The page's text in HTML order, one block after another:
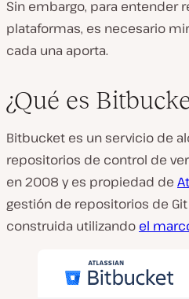
Sin embargo, para entender
plataformas, es necesario
cada una aporta.
¿Qué es
Bitbucket es un servicio de
repositorios de control de
en 2008 y es propiedad de
gestión de repositorios de
construida utilizando el